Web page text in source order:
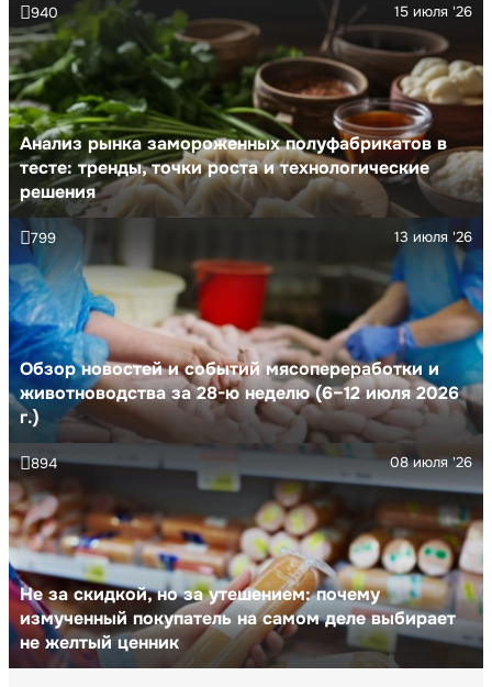
Анализ рынка замороженных полуфабрикатов в
тесте: тренды, точки роста и технологические
решения
15 июля '26
940
Обзор новостей и событий мясопереработки и
животноводства за 28-ю неделю (6–12 июля 2026
г.)
13 июля '26
799
Не за скидкой, но за утешением: почему
измученный покупатель на самом деле выбирает
не желтый ценник
08 июля '26
894